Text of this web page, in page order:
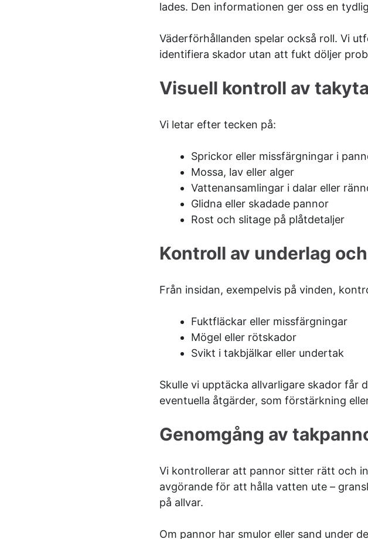
lades. Den informationen ger oss en
Väderförhållanden spelar också roll. Vi
identifiera skador utan att fukt döljer
Visuell kontroll av
Vi letar efter tecken på:
Sprickor eller missfärgningar i
Mossa, lav eller alger
Vattenansamlingar i dalar eller
Glidna eller skadade pannor
Rost och slitage på plåtdetaljer
Kontroll av underlag
Från insidan, exempelvis på vinden,
Fuktfläckar eller missfärgningar
Mögel eller rötskador
Svikt i takbjälkar eller undertak
Skulle vi upptäcka allvarligare skador
eventuella åtgärder, som förstärkning
Genomgång av
Vi kontrollerar att pannor sitter rätt och
avgörande för att hålla vatten ute –
på allvar.
Om pannor har smulor eller sand under